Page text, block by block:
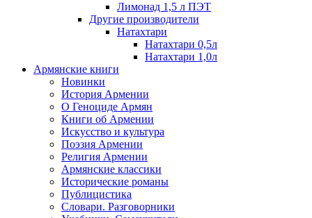
Лимонад 1,5 л ПЭТ
Другие производители
Натахтари
Натахтари 0,5л
Натахтари 1,0л
Армянские книги
Новинки
История Армении
О Геноциде Армян
Книги об Армении
Иcкусство и культура
Поэзия Армении
Религия Армении
Армянские классики
Исторические романы
Публицистика
Словари. Разговорники